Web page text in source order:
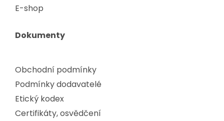
E-shop
Dokumenty
Obchodní podmínky
Podmínky dodavatelé
Etický kodex
Certifikáty, osvědčení